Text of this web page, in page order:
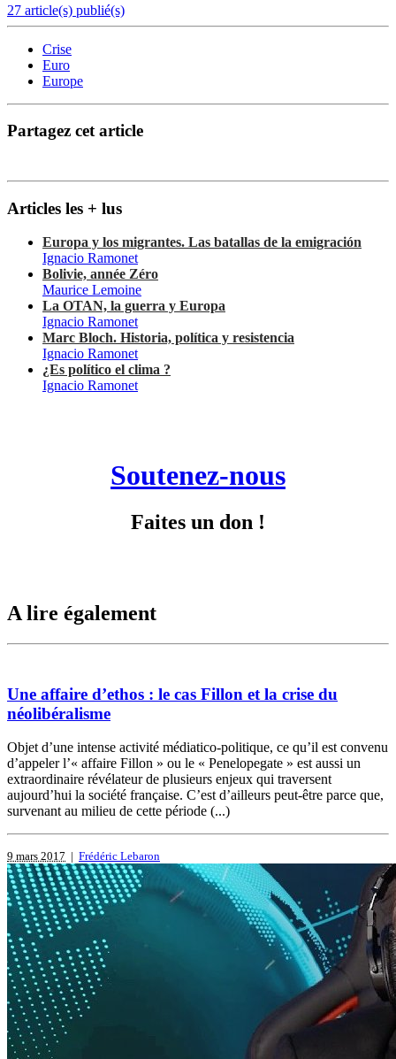
27 article(s) publié(s)
Crise
Euro
Europe
Partagez cet article
Articles les + lus
Europa y los migrantes. Las batallas de la emigración
Ignacio Ramonet
Bolivie, année Zéro
Maurice Lemoine
La OTAN, la guerra y Europa
Ignacio Ramonet
Marc Bloch. Historia, política y resistencia
Ignacio Ramonet
¿Es político el clima ?
Ignacio Ramonet
Soutenez-nous
Faites un don !
A lire également
Une affaire d’ethos : le cas Fillon et la crise du
néolibéralisme
Objet d’une intense activité médiatico-politique, ce qu’il est convenu
d’appeler l’« affaire Fillon » ou le « Penelopegate » est aussi un
extraordinaire révélateur de plusieurs enjeux qui traversent
aujourd’hui la société française. C’est d’ailleurs peut-être parce que,
survenant au milieu de cette période (...)
9 mars 2017 | Frédéric Lebaron